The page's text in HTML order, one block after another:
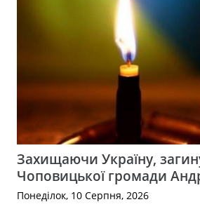
Захищаючи Україну,
Чоповицької громади
Понеділок, 10 Серпня, 2026